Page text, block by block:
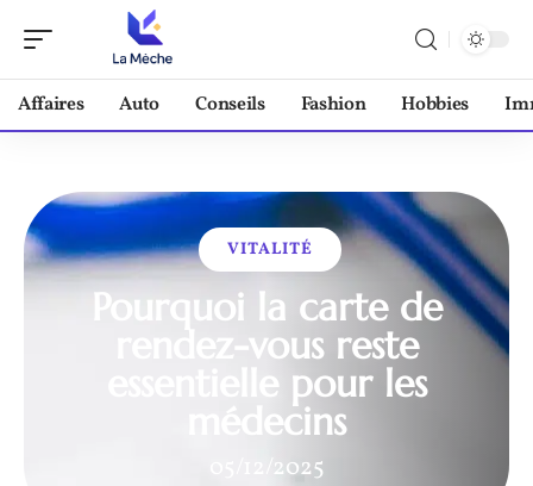
Affaires Auto Conseils Fashion Hobbies
VITALITÉ
Pourquoi la carte de
rendez-vous reste
essentielle pour les
médecins
05/12/2025